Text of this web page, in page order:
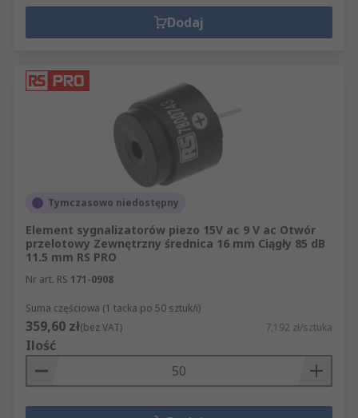
Dodaj
Tymczasowo niedostępny
Element sygnalizatorów piezo 15V ac 9 V ac Otwór
przelotowy Zewnętrzny średnica 16 mm Ciągły 85 dB
11.5 mm RS PRO
Nr art. RS 171-0908
Suma częściowa (1 tacka po 50 sztuk/i)
359,60 zł(bez VAT) 7,192 zł/sztuka
Ilość